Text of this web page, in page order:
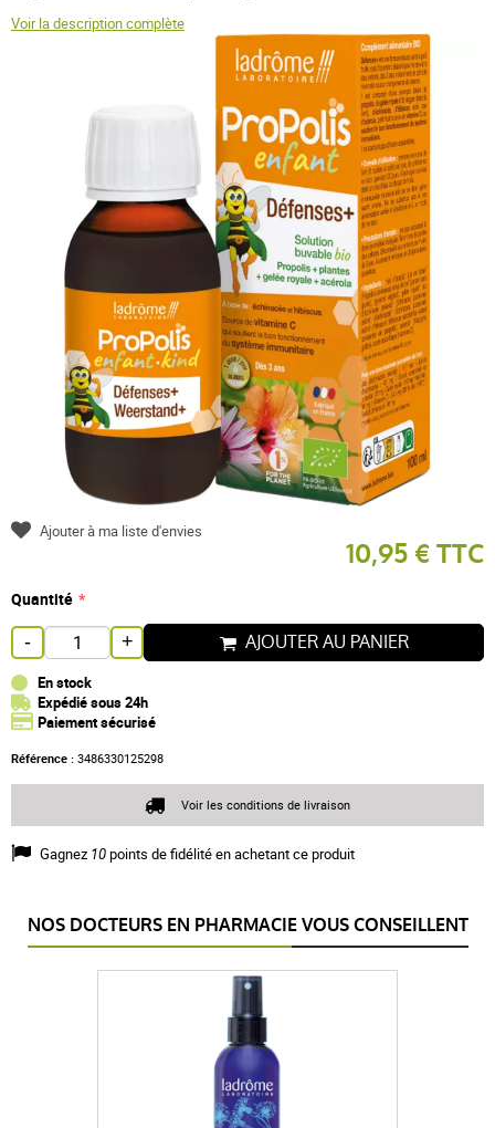
Voir la description complète
10,95 € TTC
Quantité
- + AJOUTER AU PANIER
En stock
Expédié sous 24h
Paiement sécurisé
Référence : 3486330125298
Gagnez 10points de fidélité en achetant ce produit
Ajouter à ma liste d'envies
Voir les conditions de livraison
NOS DOCTEURS EN PHARMACIE VOUS CONSEILLENT